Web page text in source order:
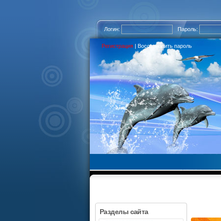
Логин: Пароль:
Регистрация | Восстановить пароль
Разделы сайта